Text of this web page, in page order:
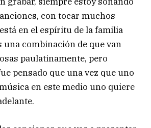
con tocar muchos
en el espíritu de la familia
una combinación de que van
paulatinamente, pero
pensado que una vez que uno
en este medio uno quiere